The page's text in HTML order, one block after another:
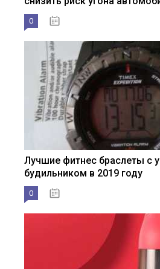
0
Лучшие фитнес браслеты с
будильником в 2019 году
0